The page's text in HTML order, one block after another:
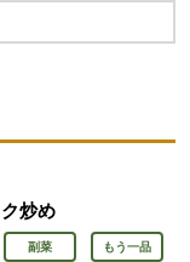
炒め
副菜 もう一品